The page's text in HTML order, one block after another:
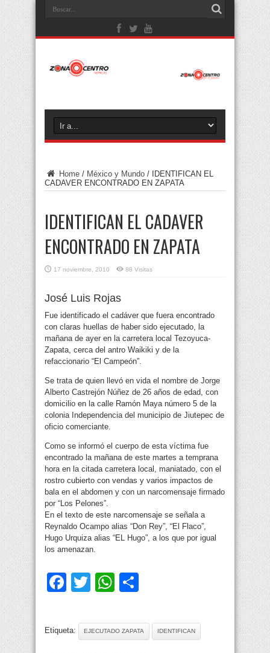
Home / México y Mundo /
IDENTIFICAN EL
CADAVER ENCONTRADO EN ZAPATA
IDENTIFICAN EL CADAVER
ENCONTRADO EN ZAPATA
17 noviembre, 2010 88 Visitas
José Luis Rojas
Fue identificado el cadáver que fuera encontrado
con claras huellas de haber sido ejecutado, la
mañana de ayer en la carretera local Tezoyuca-
Zapata, cerca del antro Waikiki y de la
refaccionario “El Campeón”.
Se trata de quien llevó en vida el nombre de Jorge
Alberto Castrejón Núñez de 26 años de edad, con
domicilio en la calle Ramón Maya número 5 de la
colonia Independencia del municipio de Jiutepec de
oficio comerciante.
Como se informó el cuerpo de esta víctima fue
encontrado la mañana de este martes a temprana
hora en la citada carretera local, maniatado, con el
rostro cubierto con vendas y varios impactos de
bala en el abdomen y con un narcomensaje firmado
por “Los Pelones”.
En el texto de este narcomensaje se señala a
Reynaldo Ocampo alias “Don Rey”, “El Flaco”,
Hugo Urquiza alias “EL Hugo”, a los que por igual
los amenazan.
Facebook
TwitterWhatsApp
Etiqueta: EJECUTADO ZAPATA IDENTIFICAN